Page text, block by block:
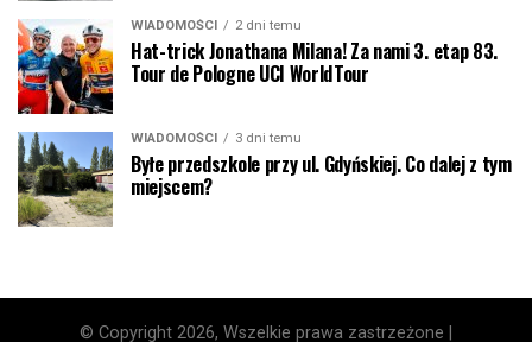
WIADOMOŚCI 2 dni temu
Hat-trick Jonathana Milana! Za nami 3. etap 83.
Tour de Pologne UCI WorldTour
WIADOMOŚCI 3 dni temu
Byłe przedszkole przy ul. Gdyńskiej. Co dalej z tym
miejscem?
© Copyright 2026, Wszelkie prawa zastrzeżone |